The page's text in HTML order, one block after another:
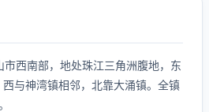
西南部，地处珠江三角洲腹地，东
与神湾镇相邻，北靠大涌镇。全镇